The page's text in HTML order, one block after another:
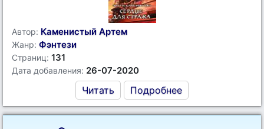
Автор: Каменистый Артем
Жанр: Фэнтези
Страниц: 131
Дата добавления: 26-07-2020
Читать Подробнее